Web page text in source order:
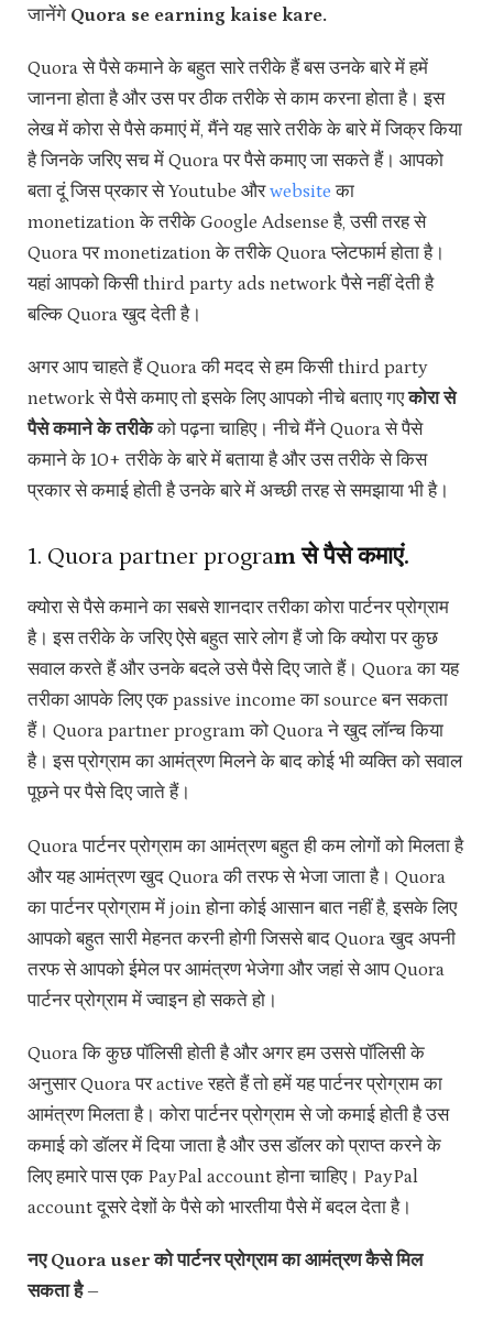
जानेंगे Quora se earning kaise kare.
Quora से पैसे कमाने के बहुत सारे तरीके हैं बस उनके बारे में हमें
जानना होता है और उस पर ठीक तरीके से काम करना होता है। इस
लेख में कोरा से पैसे कमाएं में, मैंने यह सारे तरीके के बारे में जिक्र किया
है जिनके जरिए सच में Quora पर पैसे कमाए जा सकते हैं। आपको
बता दूं जिस प्रकार से Youtube औरwebsite का
monetization के तरीके Google Adsense है, उसी तरह से
Quora पर monetization के तरीके Quora प्लेटफार्म होता है।
यहां आपको किसी third party ads network पैसे नहीं देती है
बल्कि Quora खुद देती है।
अगर आप चाहते हैं Quora की मदद से हम किसी third party
network से पैसे कमाए तो इसके लिए आपको नीचे बताए गएकोरा से
पैसे कमाने के तरीकेको पढ़ना चाहिए। नीचे मैंने Quora से पैसे
कमाने के 10+ तरीके के बारे में बताया है और उस तरीके से किस
प्रकार से कमाई होती है उनके बारे में अच्छी तरह से समझाया भी है।
1. Quora partner program से पैसे कमाएं.
क्योरा से पैसे कमाने का सबसे शानदार तरीका कोरा पार्टनर प्रोग्राम
है। इस तरीके के जरिए ऐसे बहुत सारे लोग हैं जो कि क्योरा पर कुछ
सवाल करते हैं और उनके बदले उसे पैसे दिए जाते हैं। Quora का यह
तरीका आपके लिए एक passive income का source बन सकता
हैं। Quora partner program को Quora ने खुद लॉन्च किया
है। इस प्रोग्राम का आमंत्रण मिलने के बाद कोई भी व्यक्ति को सवाल
पूछने पर पैसे दिए जाते हैं।
Quora पार्टनर प्रोग्राम का आमंत्रण बहुत ही कम लोगों को मिलता है
और यह आमंत्रण खुद Quora की तरफ से भेजा जाता है। Quora
का पार्टनर प्रोग्राम में join होना कोई आसान बात नहीं है, इसके लिए
आपको बहुत सारी मेहनत करनी होगी जिससे बाद Quora खुद अपनी
तरफ से आपको ईमेल पर आमंत्रण भेजेगा और जहां से आप Quora
पार्टनर प्रोग्राम में ज्वाइन हो सकते हो।
Quora कि कुछ पॉलिसी होती है और अगर हम उससे पॉलिसी के
अनुसार Quora पर active रहते हैं तो हमें यह पार्टनर प्रोग्राम का
आमंत्रण मिलता है। कोरा पार्टनर प्रोग्राम से जो कमाई होती है उस
कमाई को डॉलर में दिया जाता है और उस डॉलर को प्राप्त करने के
लिए हमारे पास एक PayPal account होना चाहिए। PayPal
account दूसरे देशों के पैसे को भारतीया पैसे में बदल देता है।
नए Quora user को पार्टनर प्रोग्राम का आमंत्रण कैसे मिल
सकता है –